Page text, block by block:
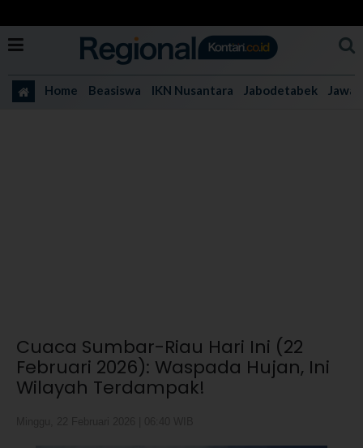
Home Beasiswa IKN Nusantara Jabodetabek Jawa
Cuaca Sumbar-Riau Hari Ini (22
Februari 2026): Waspada Hujan, Ini
Wilayah Terdampak!